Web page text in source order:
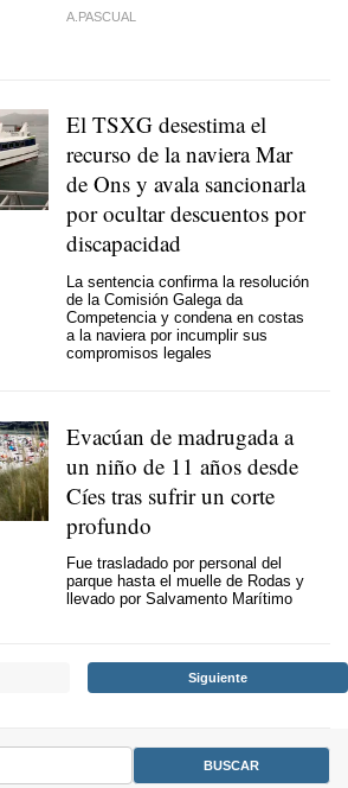
A.PASCUAL
El TSXG desestima el
recurso de la naviera Mar
de Ons y avala sancionarla
por ocultar descuentos por
discapacidad
La sentencia confirma la resolución
de la Comisión Galega da
Competencia y condena en costas
a la naviera por incumplir sus
compromisos legales
Evacúan de madrugada a
un niño de 11 años desde
Cíes tras sufrir un corte
profundo
Fue trasladado por personal del
parque hasta el muelle de Rodas y
llevado por Salvamento Marítimo
Siguiente